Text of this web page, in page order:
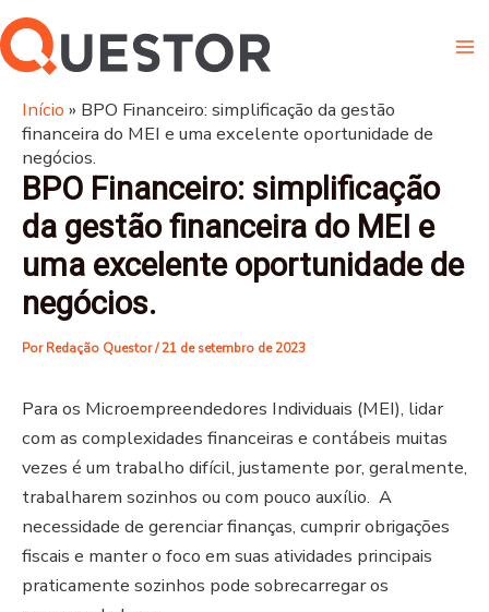
para
o
conteúdo
Início » BPO Financeiro: simplificação da gestão
financeira do MEI e uma excelente oportunidade de
negócios.
BPO Financeiro: simplificação
da gestão financeira do MEI e
uma excelente oportunidade de
negócios.
PorRedação Questor/21 de setembro de 2023
Para os Microempreendedores Individuais (MEI), lidar
com as complexidades financeiras e contábeis muitas
vezes é um trabalho difícil, justamente por, geralmente,
trabalharem sozinhos ou com pouco auxílio. A
necessidade de gerenciar finanças, cumprir obrigações
fiscais e manter o foco em suas atividades principais
praticamente sozinhos pode sobrecarregar os